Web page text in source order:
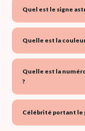
Quel est le signe
Quelle est la
Quelle est la
?
Célébrité portant le